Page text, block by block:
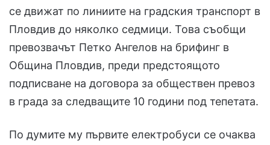
се движат по линиите на градския транспорт в
Пловдив до няколко седмици. Това съобщи
превозвачът Петко Ангелов на брифинг в
Община Пловдив, преди предстоящото
подписване на договора за обществен превоз
в града за следващите 10 години под тепетата.
По думите му първите електробуси се очаква